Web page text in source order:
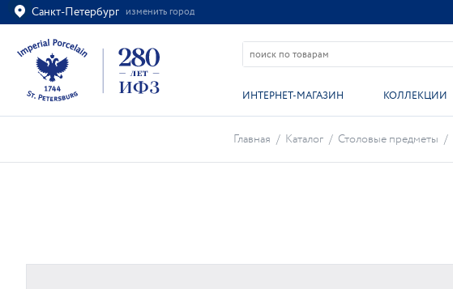
Санкт-Петербург изменить город
Ваш город Санкт-Петербург?
ВСЁ ВЕРНО ИЗМЕНИТЬ
ИНТЕРНЕТ-МАГАЗИН КОЛЛЕКЦИИ
Главная / Каталог / Столовые предметы /